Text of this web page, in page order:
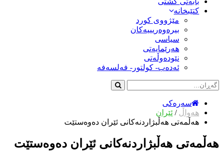
کتێبخانە
مێژووى کورد
بیرەوەریییەکان
سیاسى
هەرێمایەتی
نێودەوڵەتی
ئەدەب- کولتور- فەلسەفە
سەرەکی
هەواڵ / ئێران
هه‌ڵمه‌تى هه‌ڵبژاردنه‌كانى ئێران ده‌وه‌ستێت
هه‌ڵمه‌تى هه‌ڵبژاردنه‌كانى ئێران ده‌وه‌ستێت